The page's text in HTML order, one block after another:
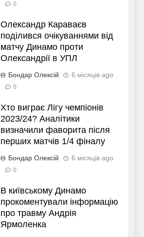
0
Олександр Караваєв
поділився очікуваннями від
матчу Динамо проти
Олександрії в УПЛ
Бондар Олексій 6 місяців ago
0
Хто виграє Лігу чемпіонів
2023/24? Аналітики
визначили фаворита після
перших матчів 1/4 фіналу
Бондар Олексій 6 місяців ago
0
В київському Динамо
прокоментували інформацію
про травму Андрія
Ярмоленка